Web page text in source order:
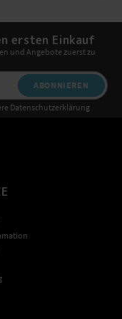
ersten Einkauf
und Angebote zuerst zu
ABONNIEREN
Datenschutzerklärung